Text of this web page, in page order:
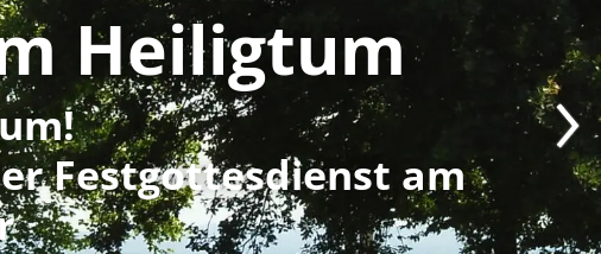
Heiligtum
Festgottesdienst am